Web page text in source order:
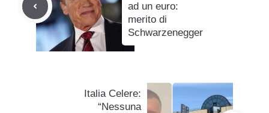
ad un euro:
merito di
Schwarzenegger
Italia Celere:
“Nessuna